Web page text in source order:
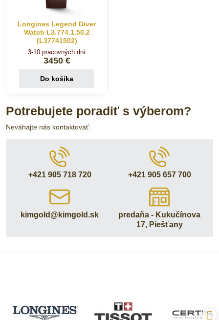
Longines Legend Diver
Watch L3.774.1.50.2
(L37741502)
3-10 pracovných dní
3450 €
Do košíka
Potrebujete poradiť s výberom?
Neváhajte nás kontaktovať:
+421 905 718 720 +421 905 657 700
kimgold​@kimgold​.sk
predaňa - Kukučínova
17, Piešťany